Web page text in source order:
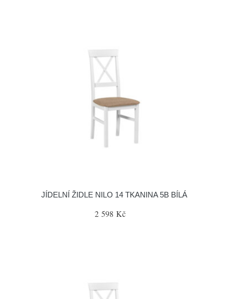
JÍDELNÍ ŽIDLE NILO 14 TKANINA 5B BÍLÁ
2 598 Kč